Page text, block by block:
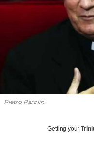
Pietro Parolin.
Getting your